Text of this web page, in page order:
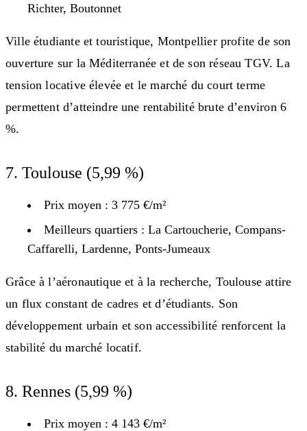
Richter, Boutonnet
Ville étudiante et touristique, Montpellier profite de son
ouverture sur la Méditerranée et de son réseau TGV. La
tension locative élevée et le marché du court terme
permettent d’atteindre une rentabilité brute d’environ 6
%.
7. Toulouse (5,99 %)
Prix moyen : 3 775 €/m²
Meilleurs quartiers : La Cartoucherie, Compans-
Caffarelli, Lardenne, Ponts-Jumeaux
Grâce à l’aéronautique et à la recherche, Toulouse attire
un flux constant de cadres et d’étudiants. Son
développement urbain et son accessibilité renforcent la
stabilité du marché locatif.
8. Rennes (5,99 %)
Prix moyen : 4 143 €/m²